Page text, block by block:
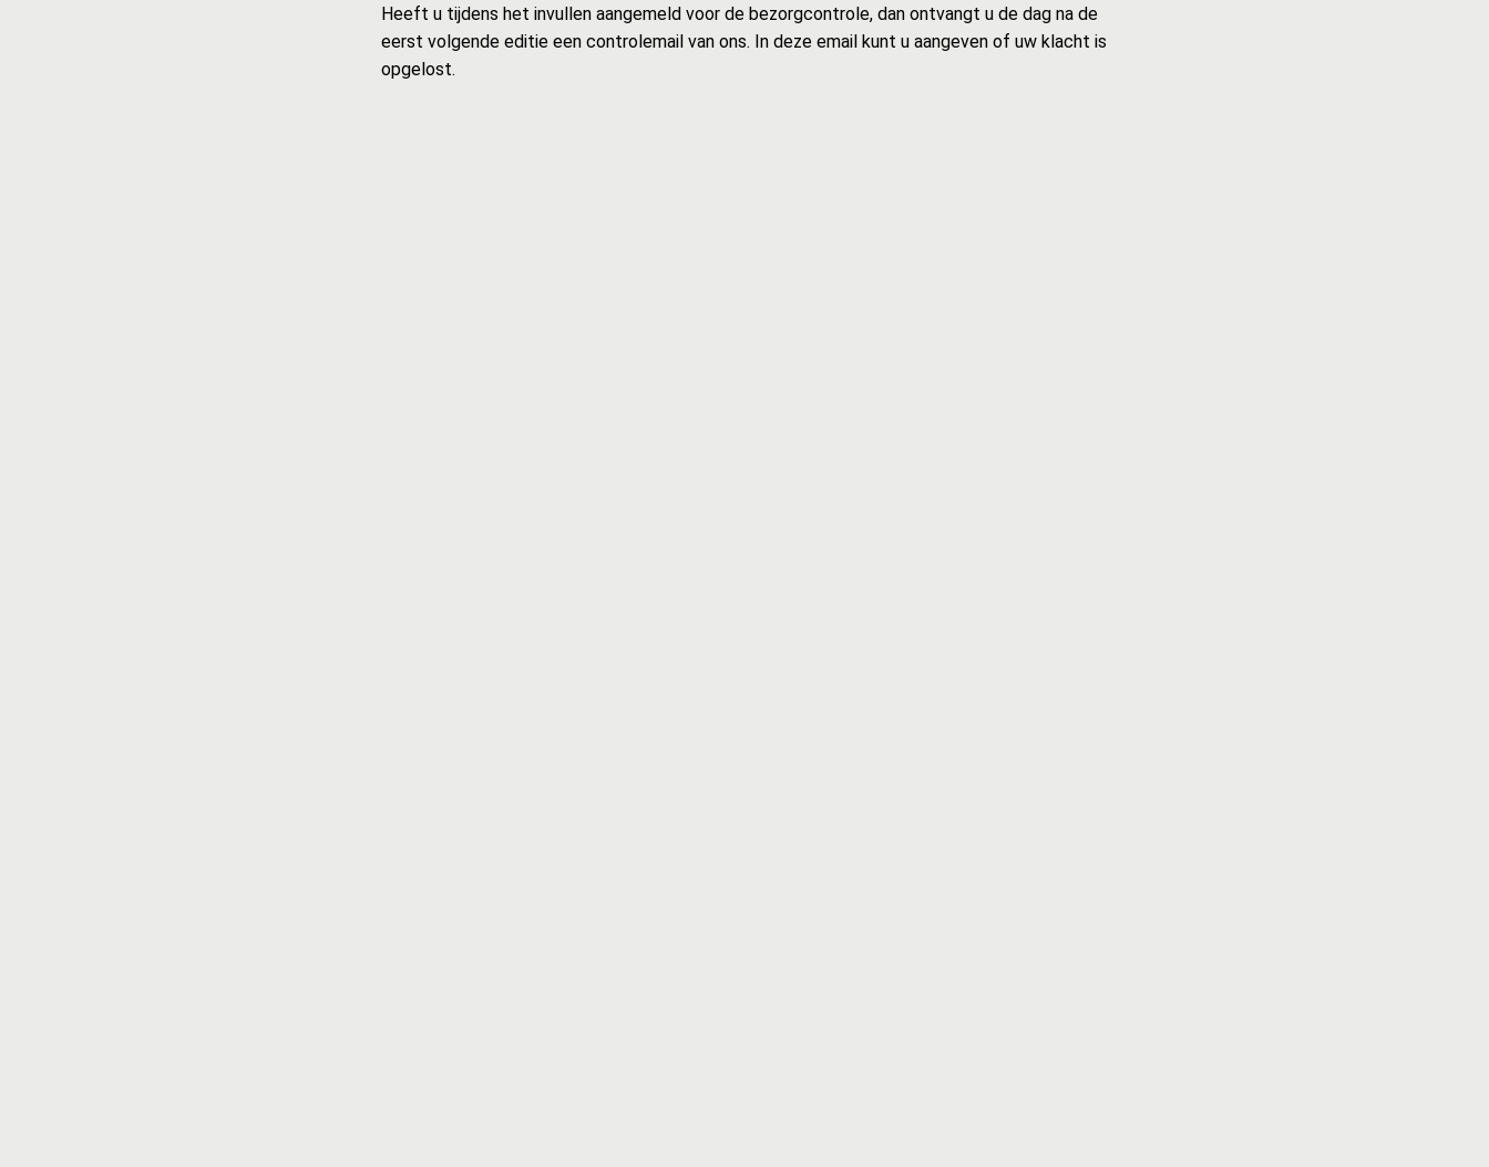
Heeft u tijdens het invullen aangemeld voor de bezorgcontrole, dan ontvangt u de dag na de
eerst volgende editie een controlemail van ons. In deze email kunt u aangeven of uw klacht is
opgelost.